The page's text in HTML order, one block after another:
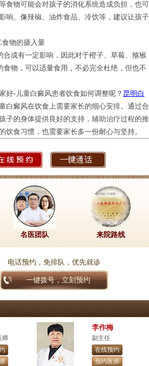
物可能会对孩子的消化系统造成负担，也可
响。像辣椒、油炸食品、冷饮等，建议让孩子
物的摄入量
成有一定影响，因此对于橙子、草莓、猕猴
食物，可以适量食用，不必完全杜绝，但也不
-儿童白癜风患者饮食如何调整呢？ 昆明白
白癜风在饮食上需要家长的细心安排。通过合
子的身体提供良好的支持，辅助治疗过程的推
饮食习惯，也需要家长多一份耐心与坚持。
名医团队 来院路线
电话预约，免排队，优先就诊
一键拨号，立刻预约
师
李作梅
副主任
在线预约
预约医师